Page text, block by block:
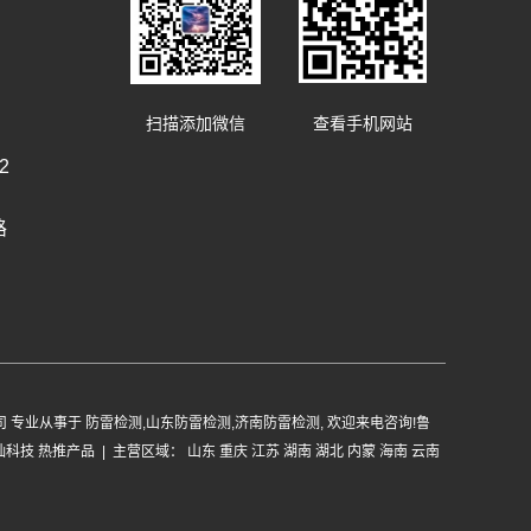
扫描添加微信 查看手机网站
专业从事于 防雷检测 ,山东防雷检测 ,济南防雷检测 , 欢迎来电咨询!鲁
科技 热推产品 | 主营区域： 山东 重庆 江苏 湖南 湖北 内蒙 海南 云南